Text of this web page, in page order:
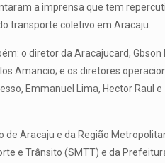
a imprensa que tem
transporte coletivo em Aracaju.
o diretor da Aracajucard, Gbson
Amancio; e os diretores
Emmanuel Lima, Hector Raul e
Aracaju e da Região
e Trânsito (SMTT) e da